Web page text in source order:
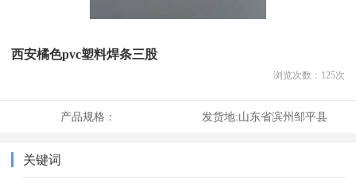
西安橘色pvc塑料焊条三股
浏览次数： 125次
产品规格： 发货地:山东省滨州邹平县
关键词